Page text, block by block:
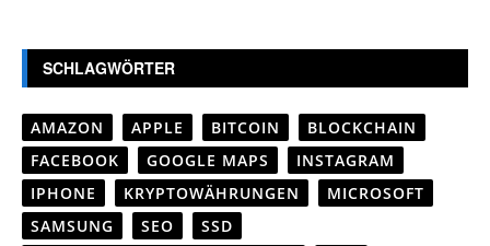
SCHLAGWÖRTER
AMAZON APPLE BITCOIN
BLOCKCHAIN
FACEBOOK
GOOGLE MAPS
INSTAGRAM
IPHONE
KRYPTOWÄHRUNGEN
MICROSOFT
SAMSUNG
SEO
SSD